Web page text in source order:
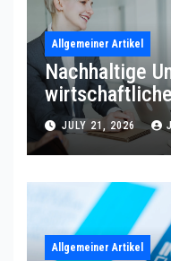
Allgemeiner Artikel
Nachhaltige
JULY 21, 2026
Allgemeiner Artikel